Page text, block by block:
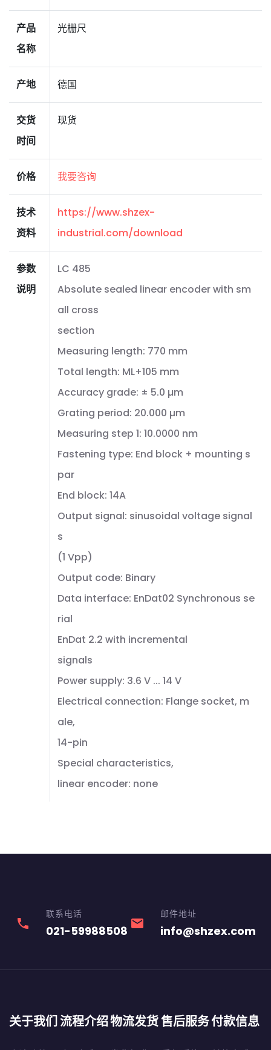
产品
名称
光栅尺
产地 德国
交货
时间
现货
价格 我要咨询
技术
资料
https://www.shzex-
industrial.com/download
参数
说明
LC 485
Absolute sealed linear encoder with sm
all cross
section
Measuring length: 770 mm
Total length: ML+105 mm
Accuracy grade: ± 5.0 µm
Grating period: 20.000 µm
Measuring step 1: 10.0000 nm
Fastening type: End block + mounting s
par
End block: 14A
Output signal: sinusoidal voltage signal
s
(1 Vpp)
Output code: Binary
Data interface: EnDat02 Synchronous se
rial
EnDat 2.2 with incremental
signals
Power supply: 3.6 V ... 14 V
Electrical connection: Flange socket, m
ale,
14-pin
Special characteristics,
linear encoder: none
phone
联系电话
021-59988508 email
邮件地址
info@shzex.com
关于我们流程介绍物流发货售后服务付款信息